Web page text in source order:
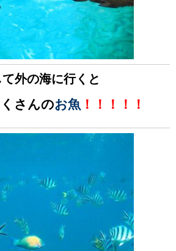
外の海に行くと
さんのお魚 ！！！！！